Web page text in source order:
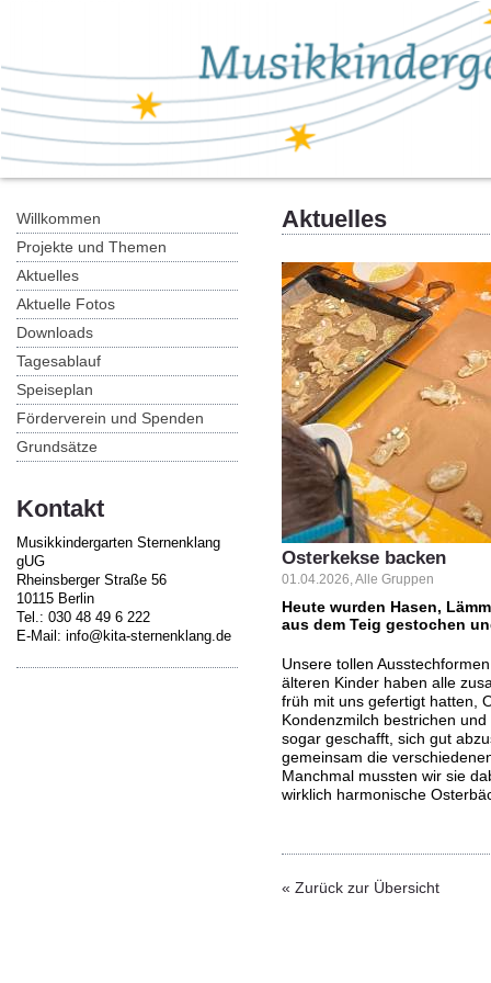
Willkommen
Projekte und Themen
Aktuelles
Aktuelle Fotos
Downloads
Tagesablauf
Speiseplan
Förderverein und Spenden
Grundsätze
Kontakt
Musikkindergarten Sternenklang
gUG
Rheinsberger Straße 56
10115 Berlin
Tel.: 030 48 49 6 222
E-Mail: info@kita-sternenklang.de
Aktuelles
Osterkekse backen
01.04.2026, Alle Gruppen
Heute wurden Hasen,
aus dem Teig gestochen
Unsere tollen
älteren Kinder haben alle
früh mit uns gefertigt hatten,
Kondenzmilch bestrichen
sogar geschafft, sich gut
gemeinsam die
Manchmal mussten wir sie
wirklich harmonische
« Zurück zur Übersicht